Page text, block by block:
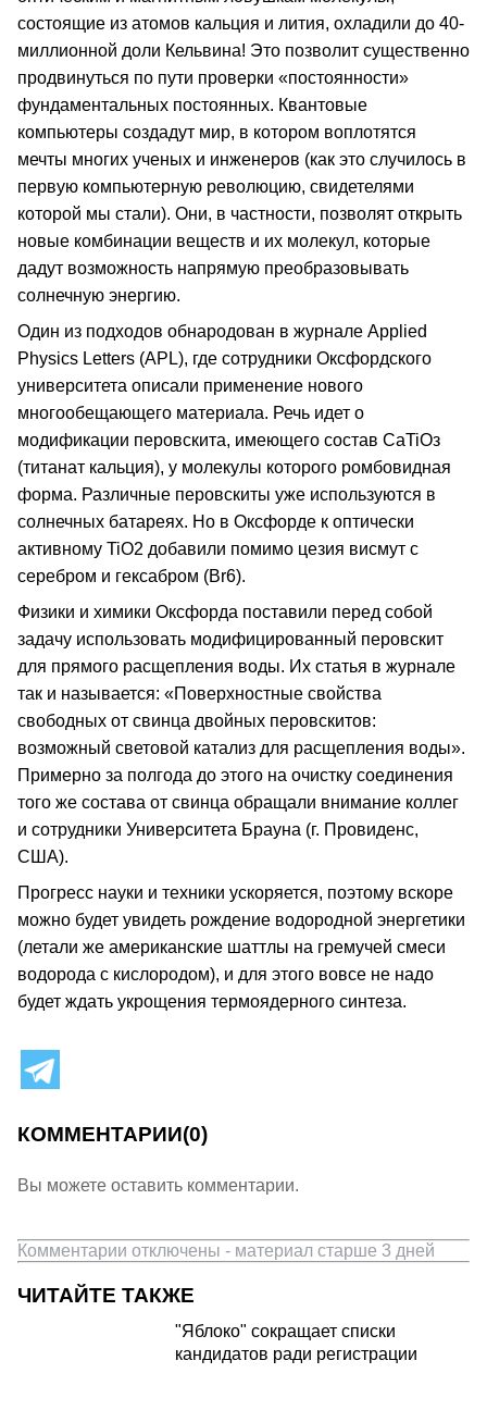
состоящие из атомов кальция и лития, охладили до 40-
миллионной доли Кельвина! Это позволит существенно
продвинуться по пути проверки «постоянности»
фундаментальных постоянных. Квантовые
компьютеры создадут мир, в котором воплотятся
мечты многих ученых и инженеров (как это случилось в
первую компьютерную революцию, свидетелями
которой мы стали). Они, в частности, позволят открыть
новые комбинации веществ и их молекул, которые
дадут возможность напрямую преобразовывать
солнечную энергию.
Один из подходов обнародован в журнале Applied
Physics Letters (APL), где сотрудники Оксфордского
университета описали применение нового
многообещающего материала. Речь идет о
модификации перовскита, имеющего состав СаTiOз
(титанат кальция), у молекулы которого ромбовидная
форма. Различные перовскиты уже используются в
солнечных батареях. Но в Оксфорде к оптически
активному TiO2 добавили помимо цезия висмут с
серебром и гексабром (Br6).
Физики и химики Оксфорда поставили перед собой
задачу использовать модифицированный перовскит
для прямого расщепления воды. Их статья в журнале
так и называется: «Поверхностные свойства
свободных от свинца двойных перовскитов:
возможный световой катализ для расщепления воды».
Примерно за полгода до этого на очистку соединения
того же состава от свинца обращали внимание коллег
и сотрудники Университета Брауна (г. Провиденс,
США).
Прогресс науки и техники ускоряется, поэтому вскоре
можно будет увидеть рождение водородной энергетики
(летали же американские шаттлы на гремучей смеси
водорода с кислородом), и для этого вовсе не надо
будет ждать укрощения термоядерного синтеза.
КОММЕНТАРИИ(0)
Вы можете оставить комментарии.
Комментарии отключены - материал старше 3 дней
ЧИТАЙТЕ ТАКЖЕ
"Яблоко" сокращает списки
кандидатов ради регистрации